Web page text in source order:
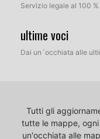
Servizio legale al 100 %
ultime voci
Dai un´occhiata alle
Tutti gli
tutte le mappe,
un'occhiata alle